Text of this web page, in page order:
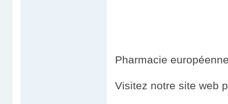
Pharmacie
Visitez notre site web